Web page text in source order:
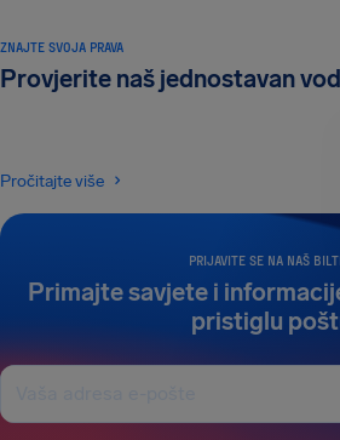
PRIJAVITE SE NA NAŠ
Primajte savjete i
pristiglu
ZNAJTE SVOJA PRAVA
Provjerite naš jednostavan
Pročitajte više